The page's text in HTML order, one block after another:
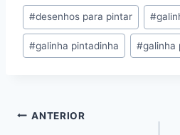
#desenhos para pintar #
#galinha pintadinha #galinha
Navegação
ANTERIOR